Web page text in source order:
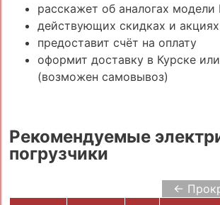
расскажет об аналогах модели
действующих скидках и акциях
предоставит счёт на оплату
оформит доставку в Курске
(возможен самовывоз)
Рекомендуемые
погрузчики
←